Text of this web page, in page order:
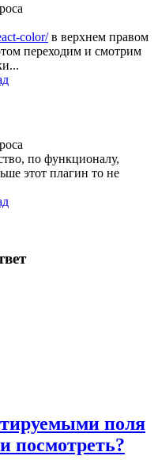
color/в верхнем правом
переходим и смотрим
по функционалу,
этот плагин то не
поля
посмотреть?